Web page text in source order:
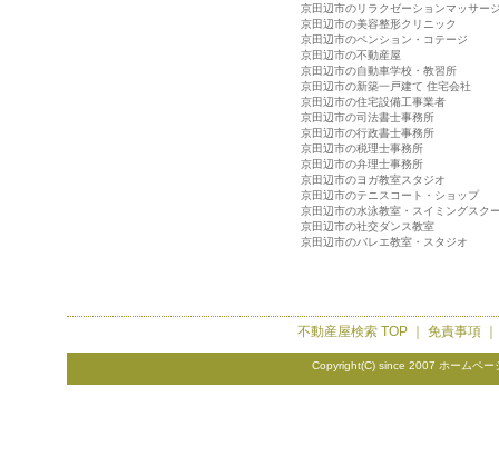
京田辺市のリラクゼーションマッサー
京田辺市の美容整形クリニック
京田辺市のペンション・コテージ
京田辺市の不動産屋
京田辺市の自動車学校・教習所
京田辺市の新築一戸建て 住宅会社
京田辺市の住宅設備工事業者
京田辺市の司法書士事務所
京田辺市の行政書士事務所
京田辺市の税理士事務所
京田辺市の弁理士事務所
京田辺市のヨガ教室スタジオ
京田辺市のテニスコート・ショップ
京田辺市の水泳教室・スイミングスク
京田辺市の社交ダンス教室
京田辺市のバレエ教室・スタジオ
不動産屋検索TOP ｜ 免責事項
Copyright(C) since 2007 ホームペー